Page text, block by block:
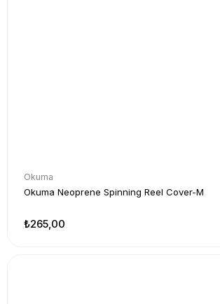
Okuma
Okuma Neoprene Spinning Reel Cover-M
₺265,00